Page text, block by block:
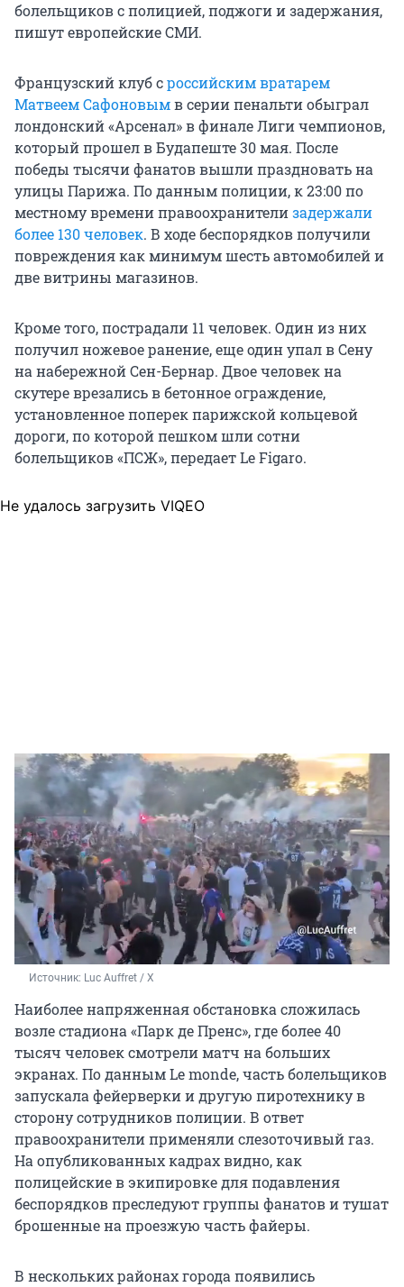
болельщиков с полицией, поджоги и задержания,
пишут европейские СМИ.
Французский клуб сроссийским вратарем
Матвеем Сафоновымв серии пенальти обыграл
лондонский «Арсенал» в финале Лиги чемпионов,
который прошел в Будапеште30 мая. После
победы тысячи фанатов вышли праздновать на
улицы Парижа. По данным полиции, к 23:00 по
местному времени правоохранителизадержали
более 130 человек. В ходе беспорядков получили
повреждения как минимум шесть автомобилей и
две витрины магазинов.
Кроме того, пострадали 11 человек. Один из них
получил ножевое ранение, еще один упал в Сену
на набережной Сен-Бернар. Двое человек на
скутере врезались в бетонное ограждение,
установленное поперек парижской кольцевой
дороги, по которой пешком шли сотни
болельщиков «ПСЖ», передает Le Figaro.
Не удалось загрузить VIQEO
Источник: Luc Auffret / X
Наиболее напряженная обстановка сложилась
возле стадиона «Парк де Пренс», где более 40
тысяч человек смотрели матч на больших
экранах. По данным Le monde, часть болельщиков
запускала фейерверки и другую пиротехнику в
сторону сотрудников полиции. В ответ
правоохранители применяли слезоточивый газ.
На опубликованных кадрах видно, как
полицейские в экипировке для подавления
беспорядков преследуют группы фанатов и тушат
брошенные на проезжую часть файеры.
В нескольких районах города появились